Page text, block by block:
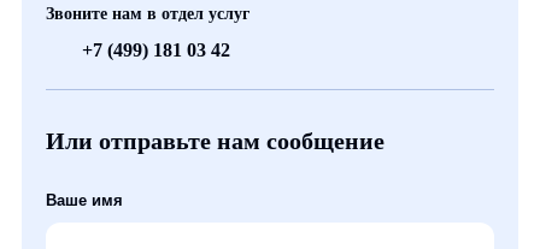
Звоните нам в отдел услуг
+7 (499) 181 03 42
Или отправьте нам сообщение
Ваше имя